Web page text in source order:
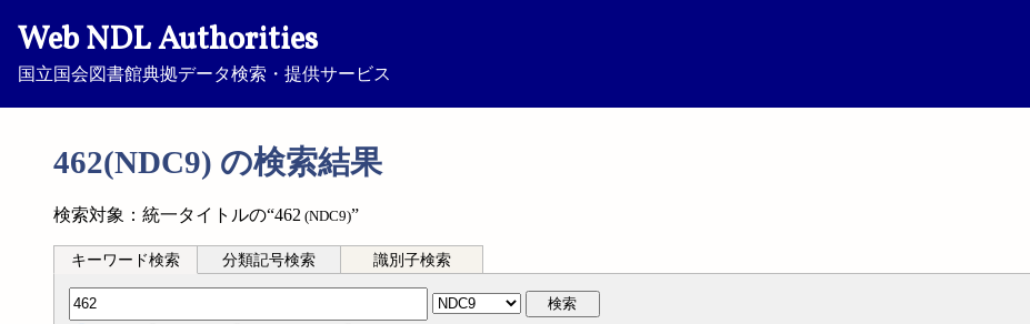
Web NDL Authorities
国立国会図書館典拠データ検索・提供サービス
462(NDC9) の検索結果
検索対象：統一タイトルの“462 (NDC9)”
キーワード検索 分類記号検索 識別子検索
分類記号検索 検索